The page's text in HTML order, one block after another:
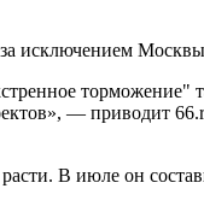
исключением
— приводит
В июле он